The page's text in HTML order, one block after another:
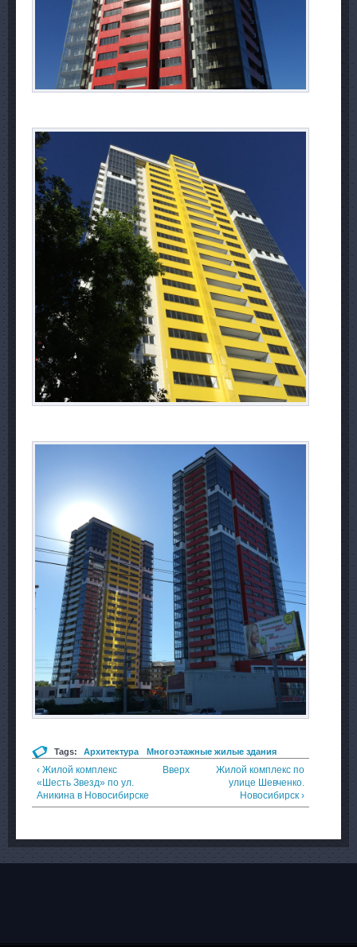
Tags: Архитектура Многоэтажные жилые здания
‹ Жилой комплекс
«Шесть Звезд» по ул.
Аникина в Новосибирске
Вверх
Жилой комплекс по
улице Шевченко.
Новосибирск ›